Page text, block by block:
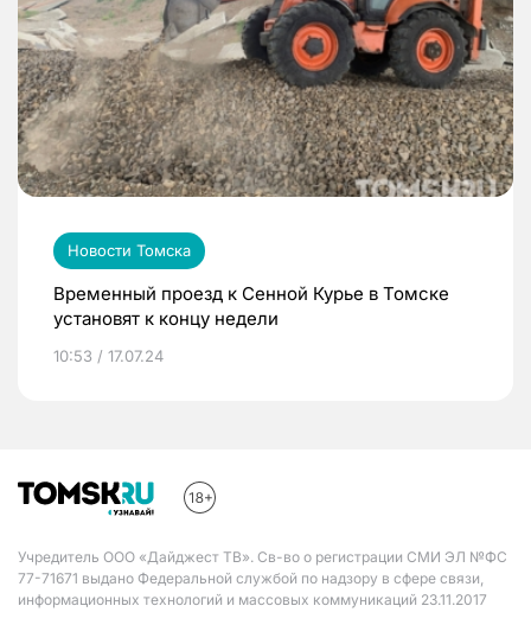
Новости Томска
Временный проезд к Сенной Курье в Томске
установят к концу недели
10:53 / 17.07.24
Учредитель ООО «Дайджест ТВ». Св-во о регистрации СМИ ЭЛ №ФС
77-71671 выдано Федеральной службой по надзору в сфере связи,
информационных технологий и массовых коммуникаций 23.11.2017